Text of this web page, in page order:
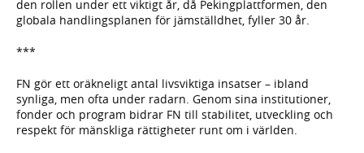
den rollen under ett viktigt år, då Pekingplattformen, den
globala handlingsplanen för jämställdhet, fyller 30 år.
***
FN gör ett oräkneligt antal livsviktiga insatser – ibland
synliga, men ofta under radarn. Genom sina institutioner,
fonder och program bidrar FN till stabilitet, utveckling och
respekt för mänskliga rättigheter runt om i världen.